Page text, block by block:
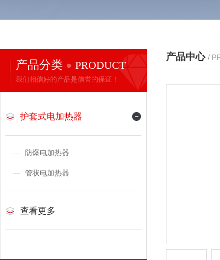
产品分类 PRODUCT
我们相信好的产品是信誉的保证！
护套式电加热器
防爆电加热器
管状电加热器
查看更多
产品中心 /